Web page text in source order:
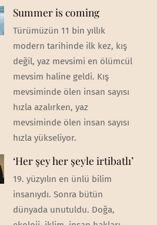
Summer is coming
Türümüzün 11 bin yıllık
modern tarihinde ilk kez, kış
değil, yaz mevsimi en ölümcül
mevsim haline geldi. Kış
mevsiminde ölen insan sayısı
hızla azalırken, yaz
mevsiminde ölen insan sayısı
hızla yükseliyor.
‘Her şey her şeyle irtibatlı’
19. yüzyılın en ünlü bilim
insanıydı. Sonra bütün
dünyada unutuldu. Doğa,